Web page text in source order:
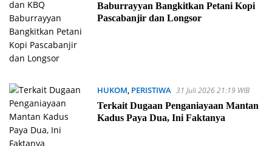
Baburrayyan Bangkitkan Petani Kopi
Pascabanjir dan Longsor
HUKOM, PERISTIWA 31 Juli 2026 21:19 WIB
Terkait Dugaan Penganiayaan Mantan
Kadus Paya Dua, Ini Faktanya